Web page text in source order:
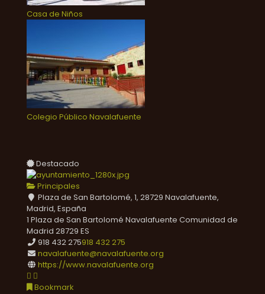
Casa de Niños
Colegio Público Navalafuente
Destacado
Principales
Plaza de San Bartolomé, 1, 28729 Navalafuente,
Madrid, España
1 Plaza de San Bartolomé Navalafuente Comunidad de
Madrid 28729 ES
918 432 275918 432 275
navalafuente@navalafuente.org
https://www.navalafuente.org
Bookmark